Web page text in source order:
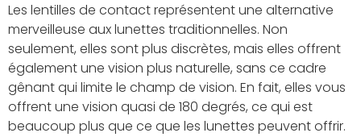
Les lentilles de contact représentent une alternative
merveilleuse aux lunettes traditionnelles. Non
seulement, elles sont plus discrètes, mais elles offrent
également une vision plus naturelle, sans ce cadre
gênant qui limite le champ de vision. En fait, elles vous
offrent une vision quasi de 180 degrés, ce qui est
beaucoup plus que ce que les lunettes peuvent offrir.